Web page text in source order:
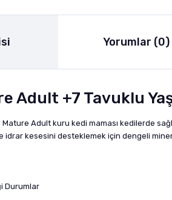
Yorumlar (0)
Adult +7 Tavuklu
Mature Adult kuru kedi maması kedilerde
kesesini desteklemek için dengeli
Durumlar